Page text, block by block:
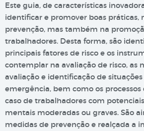
Este guia, de características
identificar e promover boas práticas,
prevenção, mas também na
trabalhadores. Desta forma, são
principais fatores de risco e os
contemplar na avaliação de risco, as
avaliação e identificação de
emergência, bem como os
caso de trabalhadores com
mentais moderadas ou graves. São
medidas de prevenção e realçada a